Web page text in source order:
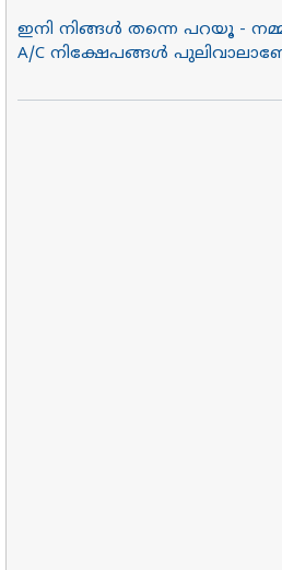
ഇനി നിങ്ങൾ തന്നെ പറയൂ -
A/C നിക്ഷേപങ്ങൾ